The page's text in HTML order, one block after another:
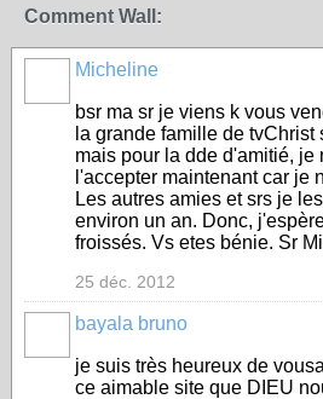
Comment Wall:
Micheline
bsr ma sr je viens k vous
la grande famille de
mais pour la dde d'amitié, je
l'accepter maintenant car je
Les autres amies et srs je
environ un an. Donc,
froissés. Vs etes bénie. Sr
25 déc. 2012
bayala bruno
je suis très heureux de
ce aimable site que DIEU